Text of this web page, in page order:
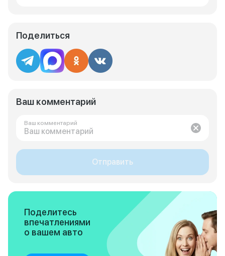
Поделиться
Ваш комментарий
Ваш комментарий
Отправить
Поделитесь
впечатлениями
о вашем авто